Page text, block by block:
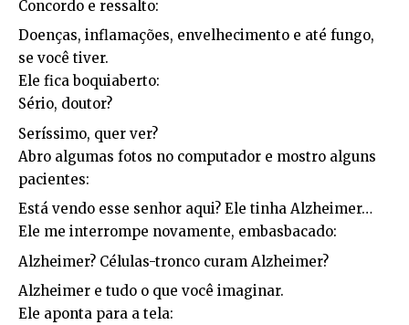
Concordo e ressalto:
Doenças, inflamações, envelhecimento e até fungo,
se você tiver.
Ele fica boquiaberto:
Sério, doutor?
Seríssimo, quer ver?
Abro algumas fotos no computador e mostro alguns
pacientes:
Está vendo esse senhor aqui? Ele tinha Alzheimer…
Ele me interrompe novamente, embasbacado:
Alzheimer? Células-tronco curam Alzheimer?
Alzheimer e tudo o que você imaginar.
Ele aponta para a tela: